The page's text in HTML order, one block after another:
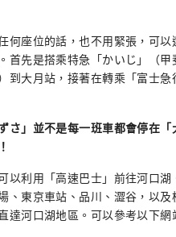
何座位的話，也不用緊張，可以
首先是搭乘特急「かいじ」（甲
到大月站，接著在轉乘「富士急
さ」並不是每一班車都會停在「
以利用「高速巴士」前往河口湖
、東京車站、品川、澀谷，以及
達河口湖地區。可以參考以下網